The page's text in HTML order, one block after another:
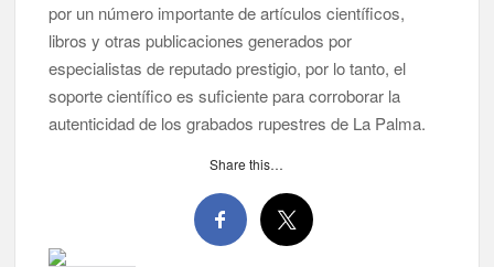
por un número importante de artículos científicos,
libros y otras publicaciones generados por
especialistas de reputado prestigio, por lo tanto, el
soporte científico es suficiente para corroborar la
autenticidad de los grabados rupestres de La Palma.
Share this…